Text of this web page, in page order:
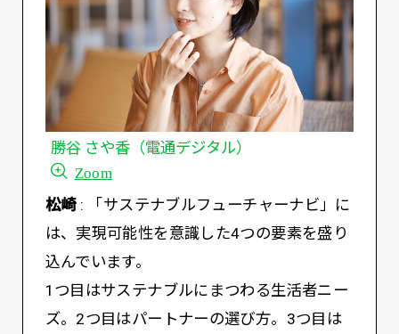
勝谷 さや香（電通デジタル）
Zoom
松崎: 「サステナブルフューチャーナビ」に
は、実現可能性を意識した4つの要素を盛り
込んでいます。
1つ目はサステナブルにまつわる生活者ニー
ズ。2つ目はパートナーの選び方。3つ目は